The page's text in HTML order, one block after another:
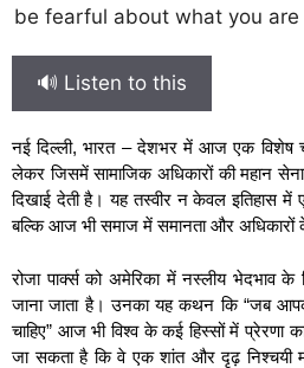
🔊 Listen to this
नई दिल्ली, भारत – देशभर में आज एक विशेष
लेकर जिसमें सामाजिक अधिकारों की महान
दिखाई देती है। यह तस्वीर न केवल इतिहास में
बल्कि आज भी समाज में समानता और
रोजा पार्क्स को अमेरिका में नस्लीय
जाना जाता है। उनका यह कथन कि “जब
चाहिए” आज भी विश्व के कई हिस्सों में प्रेरणा
जा सकता है कि वे एक शांत और दृढ़ निश्चयी